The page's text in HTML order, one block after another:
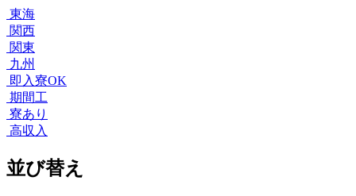
東海
関西
関東
九州
即入寮OK
期間工
寮あり
高収入
並び替え